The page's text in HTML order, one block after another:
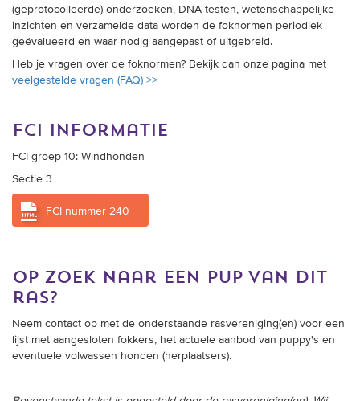
(geprotocolleerde) onderzoeken, DNA-testen, wetenschappelijke
inzichten en verzamelde data worden de foknormen periodiek
geëvalueerd en waar nodig aangepast of uitgebreid.
Heb je vragen over de foknormen? Bekijk dan onze pagina met
veelgestelde vragen (FAQ) >>
fci informatie
FCI groep 10: Windhonden
Sectie 3
FCI nummer 240
op zoek naar een pup van dit
ras?
Neem contact op met de onderstaande rasvereniging(en) voor een
lijst met aangesloten fokkers, het actuele aanbod van puppy's en
eventuele volwassen honden (herplaatsers).